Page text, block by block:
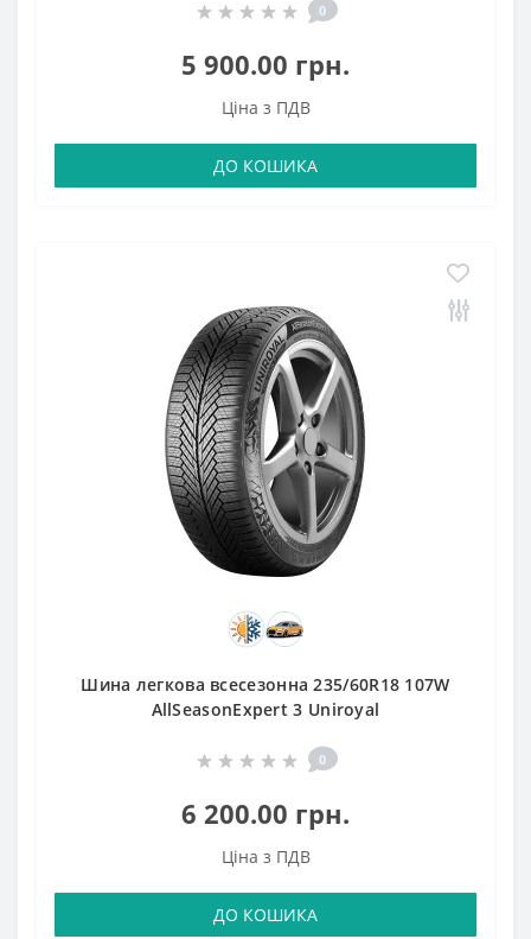
0
5 900.00 грн.
Ціна з ПДВ
ДО КОШИКА
Шина легкова всесезонна 235/60R18 107W
AllSeasonExpert 3 Uniroyal
0
6 200.00 грн.
Ціна з ПДВ
ДО КОШИКА